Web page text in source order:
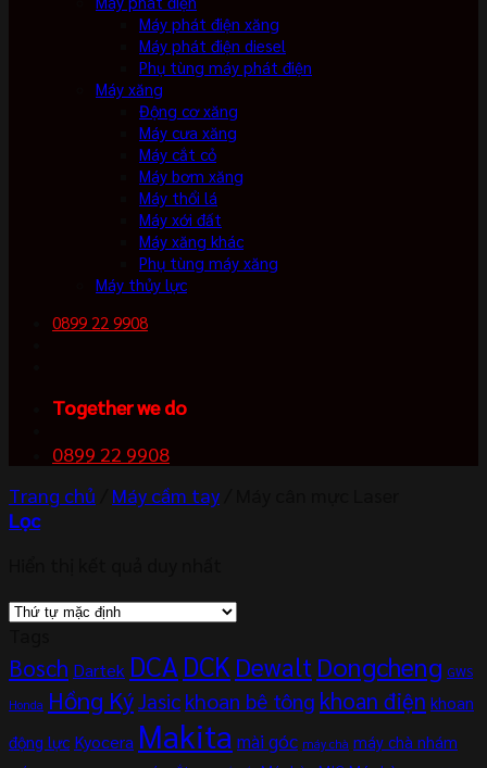
Máy phát điện xăng
Máy phát điện diesel
Phụ tùng máy phát điện
Máy xăng
Động cơ xăng
Máy cưa xăng
Máy cắt cỏ
Máy bơm xăng
Máy thổi lá
Máy xới đất
Máy xăng khác
Phụ tùng máy xăng
Máy thủy lực
0899 22 9908
Together we do
0899 22 9908
Trang chủ
Máy cầm tay
Lọc
Bosch Dartek DCA DCK Dewalt Dongcheng GWS
Honda Hồng Ký Jasic khoan bê tông khoan điện khoan
động lực Kyocera Makita mài góc máy chà máy chà nhám